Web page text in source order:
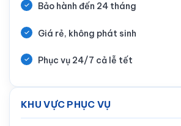
Bảo hành đến 24 tháng
Giá rẻ, không phát sinh
Phục vụ 24/7 cả lễ tết
KHU VỰC PHỤC VỤ